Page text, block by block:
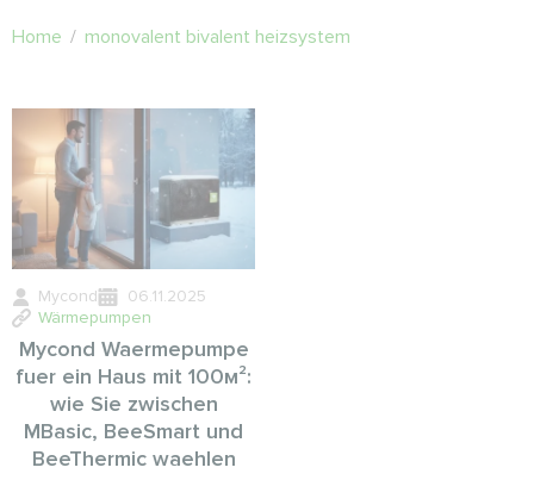
Home / monovalent bivalent heizsystem
Mycond
06.11.2025
Wärmepumpen
Mycond Waermepumpe
fuer ein Haus mit 100м²:
wie Sie zwischen
MBasic, BeeSmart und
BeeThermic waehlen